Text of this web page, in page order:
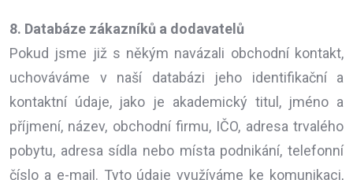
8. Databáze zákazníků a dodavatelů
Pokud jsme již s někým navázali obchodní kontakt,
uchováváme v naší databázi jeho identifikační a
kontaktní údaje, jako je akademický titul, jméno a
příjmení, název, obchodní firmu, IČO, adresa trvalého
pobytu, adresa sídla nebo místa podnikání, telefonní
číslo a e-mail. Tyto údaje využíváme ke komunikaci,